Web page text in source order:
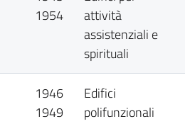
1954
attività
assistenziali e
spirituali
1946
1949
Edifici
polifunzionali